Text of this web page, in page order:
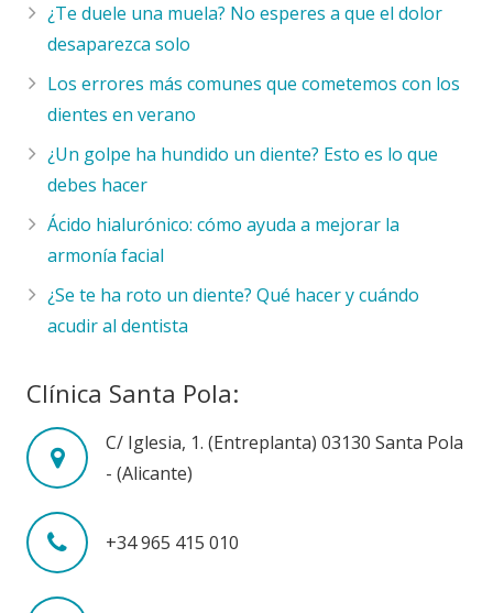
¿Te duele una muela? No esperes a que el dolor
desaparezca solo
Los errores más comunes que cometemos con los
dientes en verano
¿Un golpe ha hundido un diente? Esto es lo que
debes hacer
Ácido hialurónico: cómo ayuda a mejorar la
armonía facial
¿Se te ha roto un diente? Qué hacer y cuándo
acudir al dentista
Clínica Santa Pola:
C/ Iglesia, 1. (Entreplanta) 03130 Santa Pola
- (Alicante)
+34 965 415 010